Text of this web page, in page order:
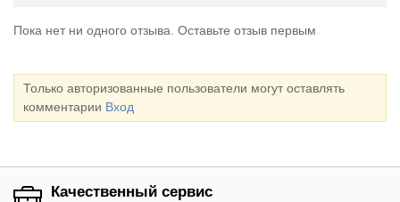
Пока нет ни одного отзыва. Оставьте отзыв первым
Только авторизованные пользователи могут оставлять
комментарии Вход
Качественный сервис